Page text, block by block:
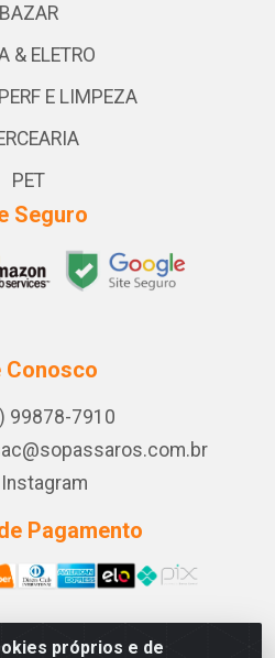
próprios e de
BAZAR
& ELETRO
E LIMPEZA
PET
Seguro
Conosco
99878-7910
Instagram
Pagamento